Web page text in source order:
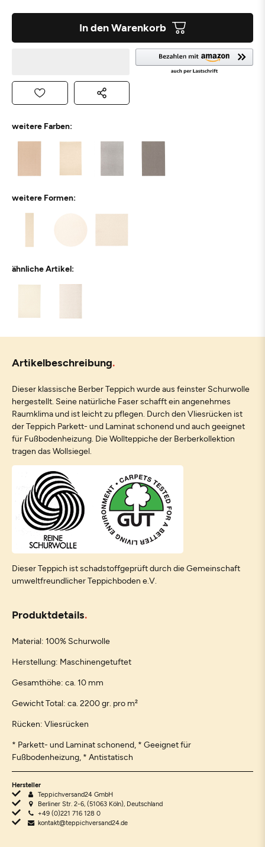
In den Warenkorb
weitere Farben:
weitere Formen:
ähnliche Artikel:
Artikelbeschreibung
Dieser klassische Berber Teppich wurde aus feinster Schurwolle
hergestellt. Seine natürliche Faser schafft ein angenehmes
Raumklima und ist leicht zu pflegen. Durch den Vliesrücken ist
der Teppich Parkett- und Laminat schonend und auch geeignet
für Fußbodenheizung. Die Wollteppiche der Berberkollektion
tragen das Wollsiegel.
Dieser Teppich ist schadstoffgeprüft durch die Gemeinschaft
umweltfreundlicher Teppichboden e.V.
Produktdetails
Material: 100% Schurwolle
Herstellung: Maschinengetuftet
Gesamthöhe: ca. 10 mm
Gewicht Total: ca. 2200 gr. pro m²
Rücken: Vliesrücken
* Parkett- und Laminat schonend, * Geeignet für
Fußbodenheizung, * Antistatisch
Hersteller
Teppichversand24 GmbH
Berliner Str. 2-6, (51063 Köln), Deutschland
+49 (0)221 716 128 0
kontakt@teppichversand24.de